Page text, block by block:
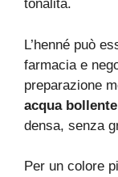
tonalità.
L’henné può
farmacia e
preparazione
acqua bollente
densa, senza
Per un colore